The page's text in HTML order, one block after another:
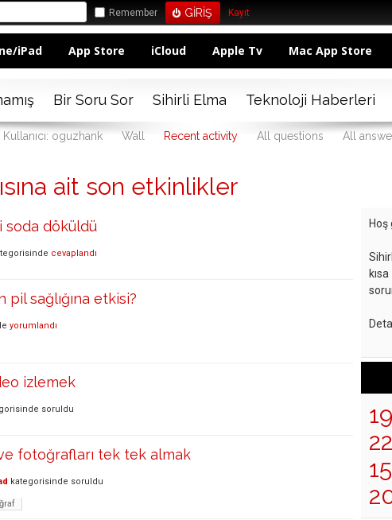
Remember Kayıt
iPad App Store iCloud Apple Tv Mac App Store
Bir Soru Sor Sihirli Elma Teknoloji Haberleri
Kullanıcı: oguzhank Wall Recent activity All questions All
ait son etkinlikler
soda döküldü
cevaplandı
sağlığına etkisi?
yorumlandı
izlemek
soruldu
fotoğrafları tek tek almak
kategorisinde soruldu
Hoş